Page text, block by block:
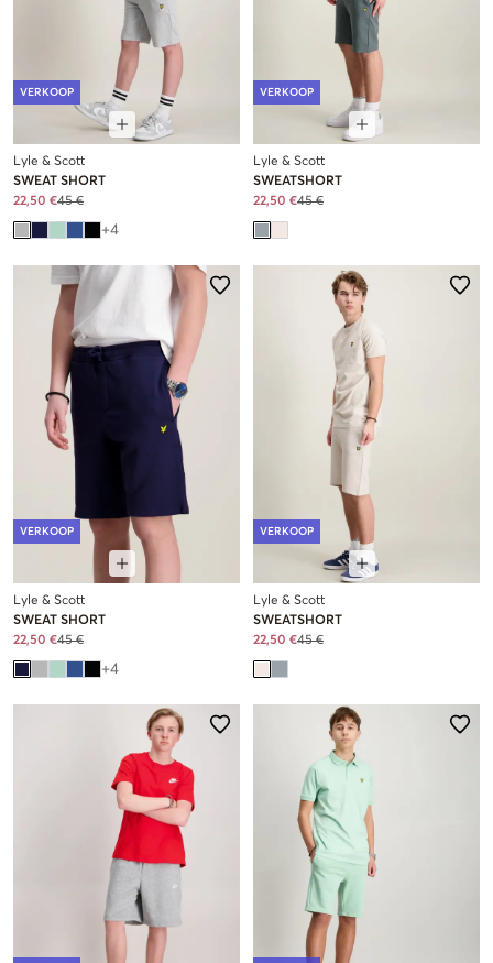
VERKOOP
Lyle & Scott
SWEAT SHORT
22,50 €45 €
+4
VERKOOP
Lyle & Scott
SWEATSHORT
22,50 €45 €
VERKOOP
Lyle & Scott
SWEAT SHORT
22,50 €45 €
+4
VERKOOP
Lyle & Scott
SWEATSHORT
22,50 €45 €